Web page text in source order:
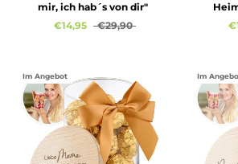
mir, ich hab´s von dir"
€14,95
€29,90
Im Angebot Im